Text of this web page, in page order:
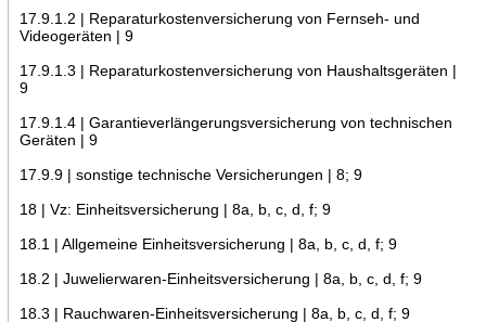
17.9.1.2 | Reparaturkostenversicherung von Fernseh- und
Videogeräten | 9
17.9.1.3 | Reparaturkostenversicherung von Haushaltsgeräten |
9
17.9.1.4 | Garantieverlängerungsversicherung von technischen
Geräten | 9
17.9.9 | sonstige technische Versicherungen | 8; 9
18 | Vz: Einheitsversicherung | 8a, b, c, d, f; 9
18.1 | Allgemeine Einheitsversicherung | 8a, b, c, d, f; 9
18.2 | Juwelierwaren-Einheitsversicherung | 8a, b, c, d, f; 9
18.3 | Rauchwaren-Einheitsversicherung | 8a, b, c, d, f; 9